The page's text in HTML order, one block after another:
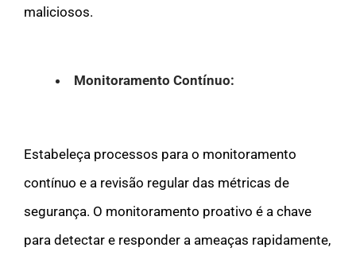
maliciosos.
Monitoramento Contínuo:
Estabeleça processos para o monitoramento
contínuo e a revisão regular das métricas de
segurança. O monitoramento proativo é a chave
para detectar e responder a ameaças rapidamente,